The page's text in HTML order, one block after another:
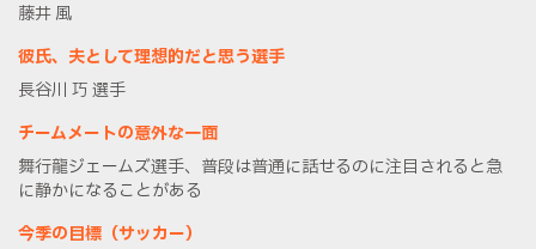
藤井 風
彼氏、夫として理想的だと思う選手
長谷川 巧 選手
チームメートの意外な一面
舞行龍ジェームズ選手、普段は普通に話せるのに注目されると急
に静かになることがある
今季の目標（サッカー）